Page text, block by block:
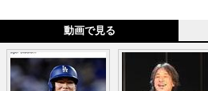
動画で見る